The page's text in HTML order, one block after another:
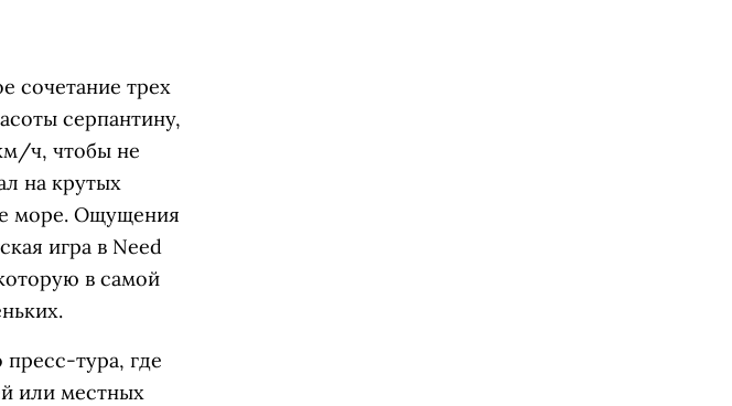
сочетание трех
серпантину,
ч, чтобы не
на крутых
море. Ощущения
игра в Need
в самой
тура, где
или местных